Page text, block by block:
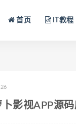
首页 IT教程
影视APP源